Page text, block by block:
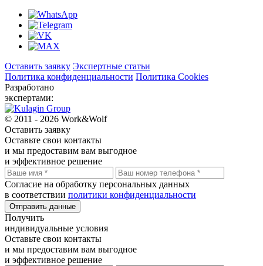
Оставить заявку Экспертные статьи
Политика конфиденциальности Политика Cookies
Разработано
экспертами:
© 2011 - 2026 Work&Wolf
Оставить заявку
Оставьте свои контакты
и мы предоставим вам выгодное
и эффективное решение
Согласие на обработку персональных данных
в соответствии политики конфиденциальности
Отправить данные
Получить
индивидуальные условия
Оставьте свои контакты
и мы предоставим вам выгодное
и эффективное решение